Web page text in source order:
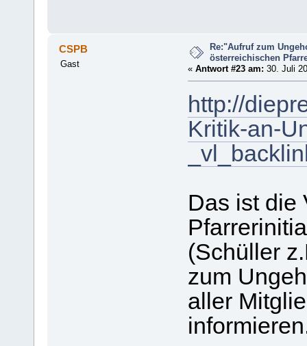
CSPB
Gast
Re:"Aufruf zum
österreichischen
« Antwort #23 am: 30. Juli
http://
Kritik-an-
Das ist die
(Schüller
zum
aller